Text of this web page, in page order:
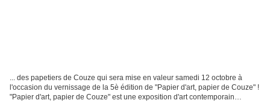
... des papetiers de Couze qui sera mise en valeur samedi 12 octobre à
l'occasion du vernissage de la 5è édition de "Papier d'art, papier de Couze" !
"Papier d'art, papier de Couze" est une exposition d'art contemporain